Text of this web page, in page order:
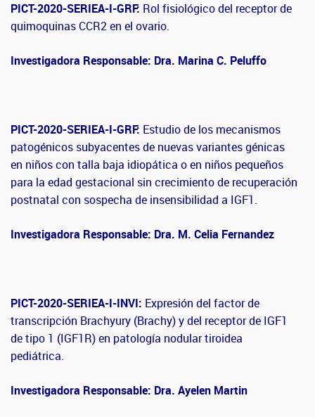
PICT-2020-SERIEA-I-GRF: Rol fisiológico del receptor de
quimoquinas CCR2 en el ovario.
Investigadora Responsable: Dra. Marina C. Peluffo
PICT-2020-SERIEA-I-GRF: Estudio de los mecanismos
patogénicos subyacentes de nuevas variantes génicas
en niños con talla baja idiopática o en niños pequeños
para la edad gestacional sin crecimiento de recuperación
postnatal con sospecha de insensibilidad a IGF1.
Investigadora Responsable: Dra. M. Celia Fernandez
PICT-2020-SERIEA-I-INVI: Expresión del factor de
transcripción Brachyury (Brachy) y del receptor de IGF1
de tipo 1 (IGF1R) en patología nodular tiroidea
pediátrica.
Investigadora Responsable: Dra. Ayelen Martin